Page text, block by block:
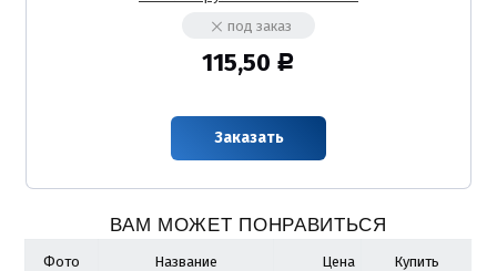
под заказ
115,50 Р
Заказать
ВАМ МОЖЕТ ПОНРАВИТЬСЯ
Фото Название Цена Купить